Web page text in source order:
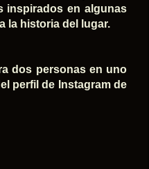
inspirados en algunas
la historia del lugar.
dos personas en uno
perfil de Instagram de